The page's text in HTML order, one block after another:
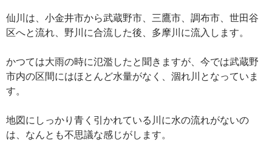
仙川は、小金井市から武蔵野市、三鷹市、調布市、世田谷
区へと流れ、野川に合流した後、多摩川に流入します。
かつては大雨の時に氾濫したと聞きますが、今では武蔵野
市内の区間にはほとんど水量がなく、涸れ川となっていま
す。
地図にしっかり青く引かれている川に水の流れがないの
は、なんとも不思議な感じがします。